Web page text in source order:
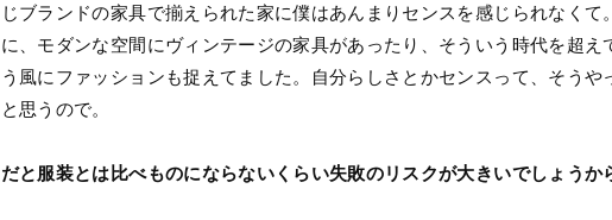
ブランドの家具で揃えられた家に僕はあんまりセンスを感じられなくて
、モダンな空間にヴィンテージの家具があったり、そういう時代を超え
風にファッションも捉えてました。自分らしさとかセンスって、そうや
思うので。
と服装とは比べものにならないくらい失敗のリスクが大きいでしょうか